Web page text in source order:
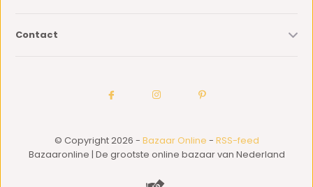
Contact
© Copyright 2026 - Bazaar Online - RSS-feed
Bazaaronline | De grootste online bazaar van Nederland